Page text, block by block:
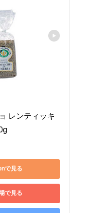
レンティッキ
で見る
で見る